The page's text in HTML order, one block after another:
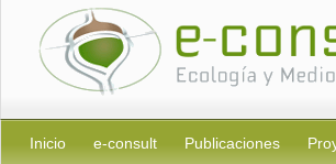
Inicio e-consult Publicaciones